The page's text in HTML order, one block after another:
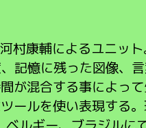
村康輔によるユニット
記憶に残った図像、
が混合する事によっ
ールを使い表現する